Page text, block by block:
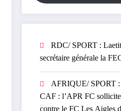
RDC/ SPORT :
secrétaire générale la
AFRIQUE/ SPORT :
CAF : l’APR FC
contre le FC Les Aigles